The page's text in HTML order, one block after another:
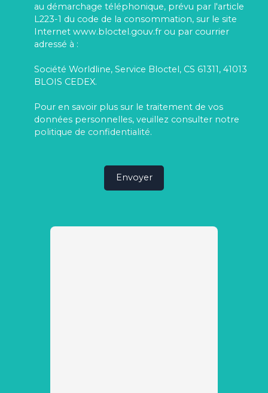
au démarchage téléphonique, prévu par l'article
L223-1 du code de la consommation, sur le site
Internet www.bloctel.gouv.fr ou par courrier
adressé à :
Société Worldline, Service Bloctel, CS 61311, 41013
BLOIS CEDEX.
Pour en savoir plus sur le traitement de vos
données personnelles, veuillez consulter notre
politique de confidentialité.
Envoyer